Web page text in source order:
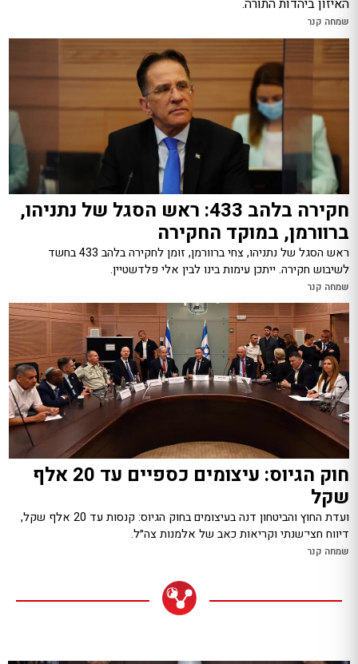
האיזון ביהדות התורה.
שמחה קנר
חקירה בלהב 433: ראש הסגל של נתניהו,
ברוורמן, במוקד החקירה
ראש הסגל של נתניהו, צחי ברוורמן, זומן לחקירה בלהב 433 בחשד
לשיבוש חקירה. ייתכן עימות בינו לבין אלי פלדשטיין.
שמחה קנר
חוק הגיוס: עיצומים כספיים עד 20 אלף
שקל
ועדת החוץ והביטחון דנה בעיצומים בחוק הגיוס: קנסות עד 20 אלף שקל,
דיווח חצי־שנתי וקריאות כאב של אלמנות צה״ל.
שמחה קנר